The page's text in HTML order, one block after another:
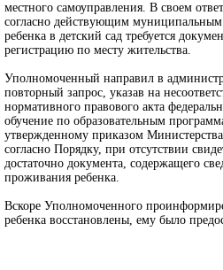
местного самоуправления. В своем
согласно действующим
ребенка в детский сад требуется
регистрацию по месту жительства.
Уполномоченный направил в
повторный запрос, указав на
нормативного правового акта
обучение по образовательным
утвержденному приказом
согласно Порядку, при отсутствии
достаточно документа, содержащего
проживания ребенка.
Вскоре Уполномоченного
ребенка восстановлены, ему было